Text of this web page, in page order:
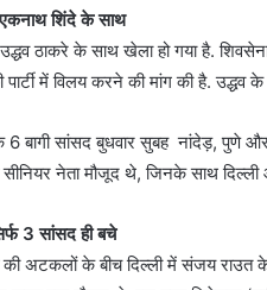
शिंदे के साथ
उद्धव ठाकरे के साथ खेला हो गया है.
में विलय करने की मांग की है.
के 6 बागी सांसद बुधवार सुबह नांदेड़,
नेता मौजूद थे, जिनके साथ
3 सांसद ही बचे
की अटकलों के बीच दिल्ली में संजय